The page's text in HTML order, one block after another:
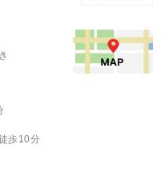
歩10分